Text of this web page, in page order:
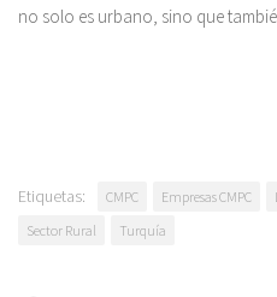
no solo es urbano, sino que
Etiquetas: CMPC Empresas CMPC
Sector Rural
Turquía